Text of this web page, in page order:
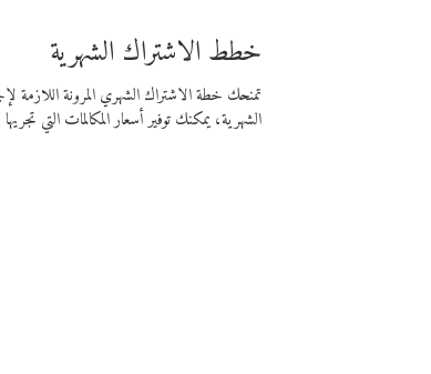
خطط الاشتراك الشهرية
تمنحك خطة الاشتراك الشهري المرونة
الشهرية، يمكنك توفير أسعار المكالمات التي